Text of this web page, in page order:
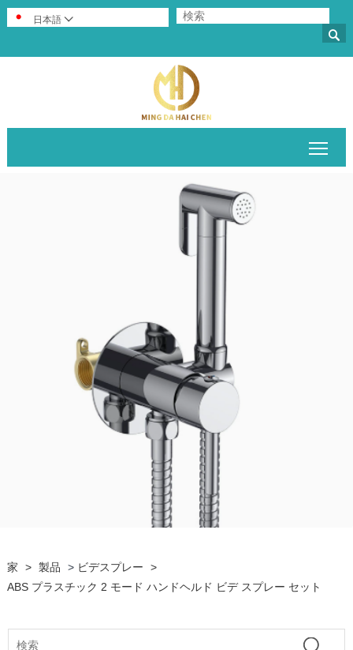

日本語 
家 > 製品 > ビデスプレー
>
ABS プラスチック 2 モード ハンドヘルド ビデ スプレー セット